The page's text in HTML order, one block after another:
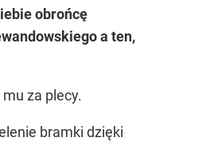
obrońcę
a ten,
za plecy.
bramki dzięki